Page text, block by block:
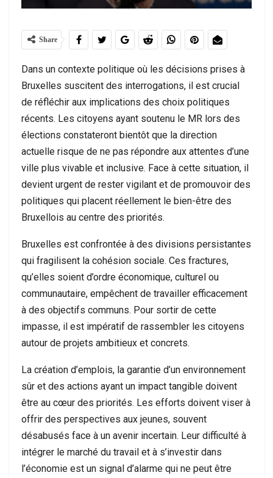
Share
Dans un contexte politique où les décisions prises à
Bruxelles suscitent des interrogations, il est crucial
de réfléchir aux implications des choix politiques
récents. Les citoyens ayant soutenu le MR lors des
élections constateront bientôt que la direction
actuelle risque de ne pas répondre aux attentes d’une
ville plus vivable et inclusive. Face à cette situation, il
devient urgent de rester vigilant et de promouvoir des
politiques qui placent réellement le bien-être des
Bruxellois au centre des priorités.
Bruxelles est confrontée à des divisions persistantes
qui fragilisent la cohésion sociale. Ces fractures,
qu’elles soient d’ordre économique, culturel ou
communautaire, empêchent de travailler efficacement
à des objectifs communs. Pour sortir de cette
impasse, il est impératif de rassembler les citoyens
autour de projets ambitieux et concrets.
La création d’emplois, la garantie d’un environnement
sûr et des actions ayant un impact tangible doivent
être au cœur des priorités. Les efforts doivent viser à
offrir des perspectives aux jeunes, souvent
désabusés face à un avenir incertain. Leur difficulté à
intégrer le marché du travail et à s’investir dans
l’économie est un signal d’alarme qui ne peut être